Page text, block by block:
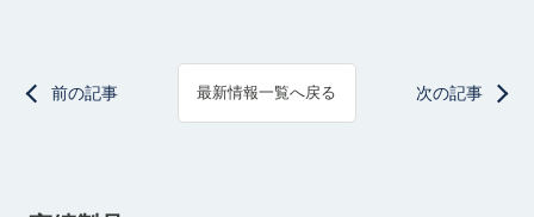
前の記事 最新情報一覧へ戻る 次の記事